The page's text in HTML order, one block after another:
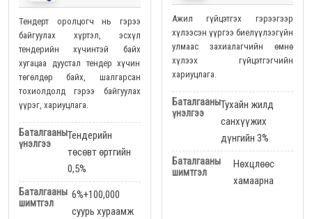
Тендерт оролцогч нь гэрээ
байгуулах хүртэл, эсхүл
тендерийн хүчинтэй байх
хугацаа дуустал тендер хүчин
төгөлдөр байх, шалгарсан
тохиолдолд гэрээ байгуулах
үүрэг, хариуцлага.
Баталгааны
үнэлгээ
Тендерийн
төсөвт өртгийн
0,5%
Баталгааны
шимтгэл
6%+100,000
суурь хураамж
Ажил гүйцэтгэх гэрээгээр
хүлээсэн үүргээ биелүүлээгүйн
улмаас захиалагчийн өмнө
хүлээх гүйцэтгэгчийн
хариуцлага.
Баталгааны
үнэлгээ
Тухайн жилд
санхүүжих
дүнгийн 3%
Баталгааны
шимтгэл
Нөхцлөөс
хамаарна